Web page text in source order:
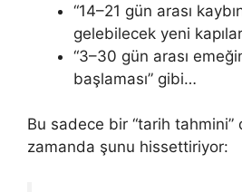
“14–21 gün arası
gelebilecek yeni
“3–30 gün arası
başlaması” gibi…
Bu sadece bir “tarih tahmini”
zamanda şunu hissettiriyor: